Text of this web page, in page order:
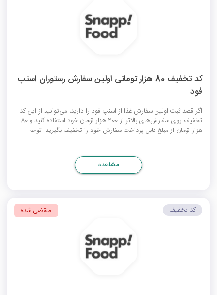
کد تخفیف 80 هزار تومانی اولین سفارش رستوران اسنپ
فود
اگر قصد ثبت اولین سفارش غذا از اسنپ فود را دارید، می‌توانید از این کد
تخفیف روی سفارش‌های بالاتر از 200 هزار تومان خود استفاده کنید و 80
هزار تومان از مبلغ قابل پرداخت سفارش خود را تخفیف بگیرید. توجه ...
مشاهده
کد تخفیف منقضی شده